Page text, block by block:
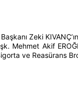
Zeki
Mehmet Akif
ve Reasürans